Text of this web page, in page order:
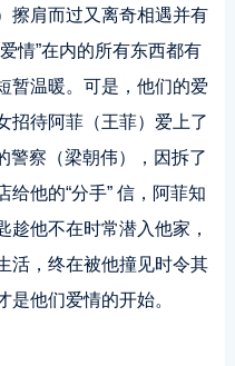
擦肩而过又离奇相遇并有
情”在内的所有东西都有
暂温暖。可是，他们的爱
招待阿菲（王菲）爱上了
警察（梁朝伟），因拆了
他的“分手” 信，阿菲知
趁他不在时常潜入他家，
活，终在被他撞见时令其
他们爱情的开始。